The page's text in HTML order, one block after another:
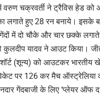
चक्रवर्ती ने ट्रैविस हेड को
लगाते हुए 28 रन बनाये। इसके
में दो चौके और चार छक्के
यादव ने आउट किया।
(शून्य) को आउटकर भारतीय
पर 126 कर मैच ऑस्ट्रेलिया
गेंदबाजी के लिए ‘प्लेयर ऑफ